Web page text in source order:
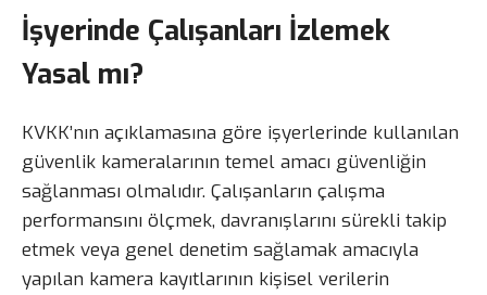
İşyerinde Çalışanları İzlemek
Yasal mı?
KVKK’nın açıklamasına göre işyerlerinde kullanılan
güvenlik kameralarının temel amacı güvenliğin
sağlanması olmalıdır. Çalışanların çalışma
performansını ölçmek, davranışlarını sürekli takip
etmek veya genel denetim sağlamak amacıyla
yapılan kamera kayıtlarının kişisel verilerin